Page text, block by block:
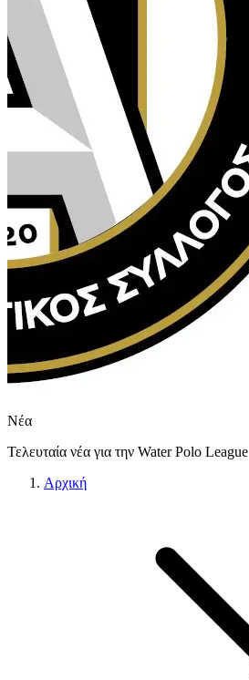
Νέα
Τελευταία νέα για την Water Polo League
Αρχική